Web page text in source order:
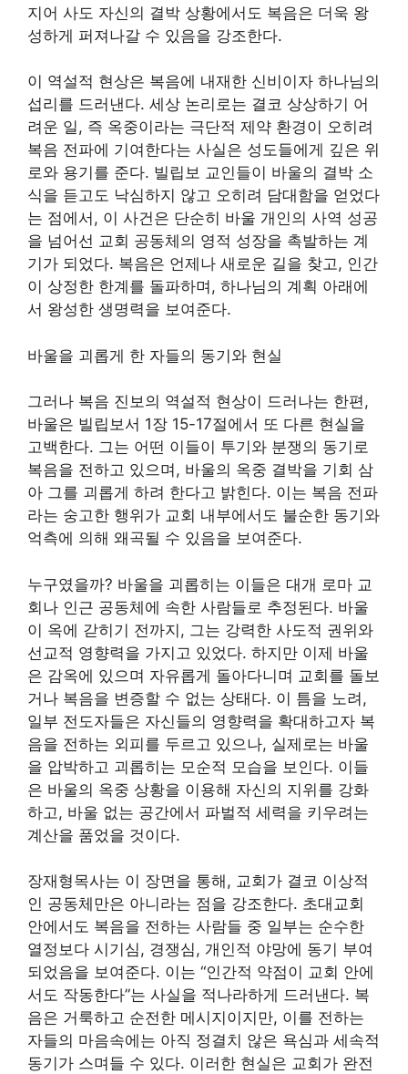
지어 사도 자신의 결박 상황에서도 복음은 더욱 왕
성하게 퍼져나갈 수 있음을 강조한다.
이 역설적 현상은 복음에 내재한 신비이자 하나님의
섭리를 드러낸다. 세상 논리로는 결코 상상하기 어
려운 일, 즉 옥중이라는 극단적 제약 환경이 오히려
복음 전파에 기여한다는 사실은 성도들에게 깊은 위
로와 용기를 준다. 빌립보 교인들이 바울의 결박 소
식을 듣고도 낙심하지 않고 오히려 담대함을 얻었다
는 점에서, 이 사건은 단순히 바울 개인의 사역 성공
을 넘어선 교회 공동체의 영적 성장을 촉발하는 계
기가 되었다. 복음은 언제나 새로운 길을 찾고, 인간
이 상정한 한계를 돌파하며, 하나님의 계획 아래에
서 왕성한 생명력을 보여준다.
바울을 괴롭게 한 자들의 동기와 현실
그러나 복음 진보의 역설적 현상이 드러나는 한편,
바울은 빌립보서 1장 15-17절에서 또 다른 현실을
고백한다. 그는 어떤 이들이 투기와 분쟁의 동기로
복음을 전하고 있으며, 바울의 옥중 결박을 기회 삼
아 그를 괴롭게 하려 한다고 밝힌다. 이는 복음 전파
라는 숭고한 행위가 교회 내부에서도 불순한 동기와
억측에 의해 왜곡될 수 있음을 보여준다.
누구였을까? 바울을 괴롭히는 이들은 대개 로마 교
회나 인근 공동체에 속한 사람들로 추정된다. 바울
이 옥에 갇히기 전까지, 그는 강력한 사도적 권위와
선교적 영향력을 가지고 있었다. 하지만 이제 바울
은 감옥에 있으며 자유롭게 돌아다니며 교회를 돌보
거나 복음을 변증할 수 없는 상태다. 이 틈을 노려,
일부 전도자들은 자신들의 영향력을 확대하고자 복
음을 전하는 외피를 두르고 있으나, 실제로는 바울
을 압박하고 괴롭히는 모순적 모습을 보인다. 이들
은 바울의 옥중 상황을 이용해 자신의 지위를 강화
하고, 바울 없는 공간에서 파벌적 세력을 키우려는
계산을 품었을 것이다.
장재형목사는 이 장면을 통해, 교회가 결코 이상적
인 공동체만은 아니라는 점을 강조한다. 초대교회
안에서도 복음을 전하는 사람들 중 일부는 순수한
열정보다 시기심, 경쟁심, 개인적 야망에 동기 부여
되었음을 보여준다. 이는 “인간적 약점이 교회 안에
서도 작동한다”는 사실을 적나라하게 드러낸다. 복
음은 거룩하고 순전한 메시지이지만, 이를 전하는
자들의 마음속에는 아직 정결치 않은 욕심과 세속적
동기가 스며들 수 있다. 이러한 현실은 교회가 완전